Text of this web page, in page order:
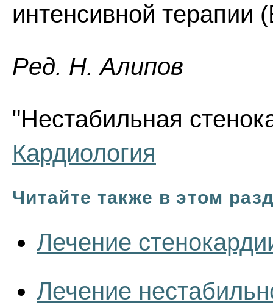
интенсивной терапии
Ред. Н. Алипов
"Нестабильная
Кардиология
Читайте также в этом
Лечение
Лечение